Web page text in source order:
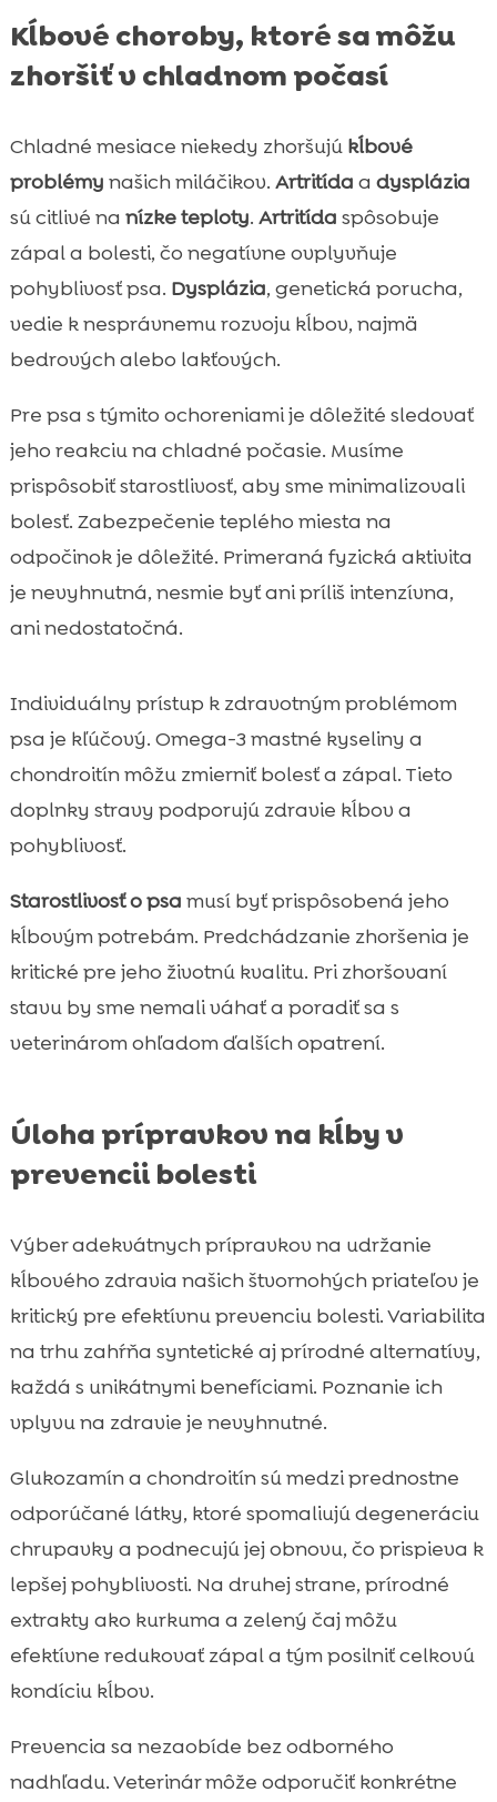
Kĺbové choroby, ktoré sa môžu
zhoršiť v chladnom počasí
Chladné mesiace niekedy zhoršujú kĺbové
problémy našich miláčikov. Artritída a dysplázia
sú citlivé na nízke teploty. Artritída spôsobuje
zápal a bolesti, čo negatívne ovplyvňuje
pohyblivosť psa. Dysplázia, genetická porucha,
vedie k nesprávnemu rozvoju kĺbov, najmä
bedrových alebo lakťových.
Pre psa s týmito ochoreniami je dôležité sledovať
jeho reakciu na chladné počasie. Musíme
prispôsobiť starostlivosť, aby sme minimalizovali
bolesť. Zabezpečenie teplého miesta na
odpočinok je dôležité. Primeraná fyzická aktivita
je nevyhnutná, nesmie byť ani príliš intenzívna,
ani nedostatočná.
Individuálny prístup k zdravotným problémom
psa je kľúčový. Omega-3 mastné kyseliny a
chondroitín môžu zmierniť bolesť a zápal. Tieto
doplnky stravy podporujú zdravie kĺbov a
pohyblivosť.
Starostlivosť o psa musí byť prispôsobená jeho
kĺbovým potrebám. Predchádzanie zhoršenia je
kritické pre jeho životnú kvalitu. Pri zhoršovaní
stavu by sme nemali váhať a poradiť sa s
veterinárom ohľadom ďalších opatrení.
Úloha prípravkov na kĺby v
prevencii bolesti
Výber adekvátnych prípravkov na udržanie
kĺbového zdravia našich štvornohých priateľov je
kritický pre efektívnu prevenciu bolesti. Variabilita
na trhu zahŕňa syntetické aj prírodné alternatívy,
každá s unikátnymi benefíciami. Poznanie ich
vplyvu na zdravie je nevyhnutné.
Glukozamín a chondroitín sú medzi prednostne
odporúčané látky, ktoré spomaliujú degeneráciu
chrupavky a podnecujú jej obnovu, čo prispieva k
lepšej pohyblivosti. Na druhej strane, prírodné
extrakty ako kurkuma a zelený čaj môžu
efektívne redukovať zápal a tým posilniť celkovú
kondíciu kĺbov.
Prevencia sa nezaobíde bez odborného
nadhľadu. Veterinár môže odporučiť konkrétne